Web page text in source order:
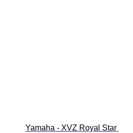
Yamaha - XVZ Royal Star